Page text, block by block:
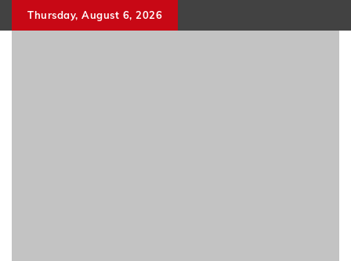
to
Thursday, August 6, 2026